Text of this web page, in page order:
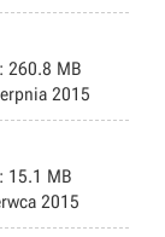
260.8 MB
2015
15.1 MB
2015